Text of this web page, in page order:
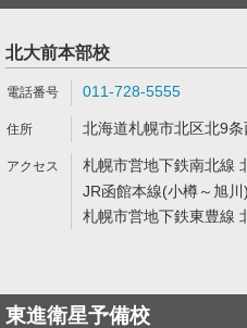
北大前本部校
011-728-5555
北海道札幌市北区北9
札幌市営地下鉄南北線
JR函館本線(小樽～旭
札幌市営地下鉄東豊線
東進衛星予備校